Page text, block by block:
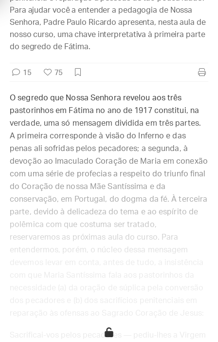
Para ajudar você a entender a pedagogia de Nossa
Senhora, Padre Paulo Ricardo apresenta, nesta aula de
nosso curso, uma chave interpretativa à primeira parte
do segredo de Fátima.
15 75
O segredo que Nossa Senhora revelou aos três
pastorinhos em Fátima no ano de 1917 constitui, na
verdade, uma só mensagem dividida em três partes.
A primeira corresponde à visão do Inferno e das
penas ali sofridas pelos pecadores; a segunda, à
devoção ao Imaculado Coração de Maria em conexão
com uma série de profecias a respeito do triunfo final
do Coração de nossa Mãe Santíssima e da
conservação, em Portugal, do dogma da fé. À terceira
parte, devido à delicadeza do tema e ao espírito de
polêmica com que costuma ser tratado,
reservaremos as próximas aula do curso. Para
entendermos, porém, o núcleo dessa mensagem
Sacrificai-vos pelos pecadores — pediu-lhes a Virgem